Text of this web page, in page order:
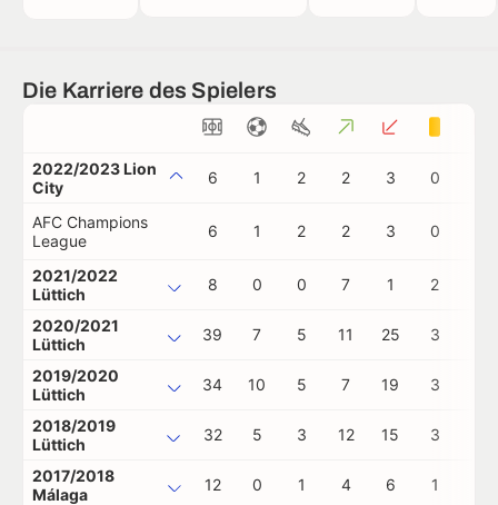
Die Karriere des Spielers
2022/2023 Lion
City
6 1 2 2 3 0
AFC Champions
League
6 1 2 2 3 0
2021/2022
Lüttich
8 0 0 7 1 2
2020/2021
Lüttich
39 7 5 11 25 3
2019/2020
Lüttich
34 10 5 7 19 3
2018/2019
Lüttich
32 5 3 12 15 3
2017/2018
Málaga
12 0 1 4 6 1